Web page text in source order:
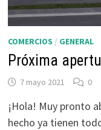
COMERCIOS / GENERAL
Próxima
7 mayo 2021 0
¡Hola! Muy pronto
hecho ya tienen